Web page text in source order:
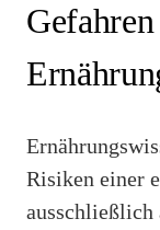
Risiken einer
ausschließlich